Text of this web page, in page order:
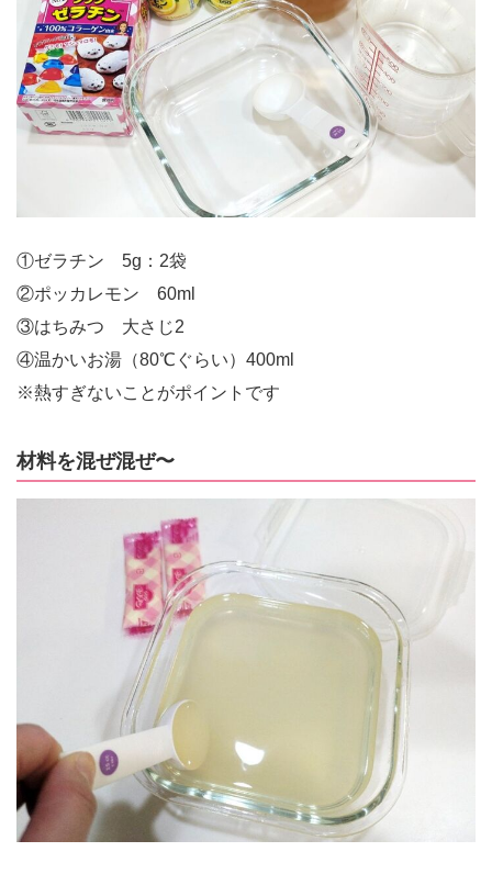
①ゼラチン 5g：2袋
②ポッカレモン 60ml
③はちみつ 大さじ2
④温かいお湯（80℃ぐらい）400ml
※熱すぎないことがポイントです
材料を混ぜ混ぜ〜